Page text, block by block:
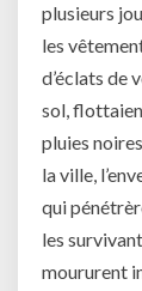
plusieurs
les
d’éclats de
sol,
pluies
la ville,
qui
les
moururent